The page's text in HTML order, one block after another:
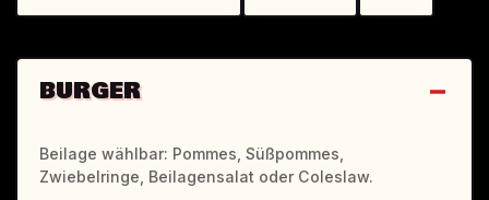
BURGER
Beilage wählbar: Pommes, Süßpommes,
Zwiebelringe, Beilagensalat oder Coleslaw.